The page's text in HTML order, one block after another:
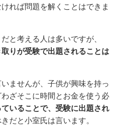
れば問題を解くことはできま
と考える人は多いですが、
りが受験で出題されることは
ませんが、子供が興味を持っ
ざそこに時間とお金を使う必
いることで、受験に出題され
だと小室氏は言います。